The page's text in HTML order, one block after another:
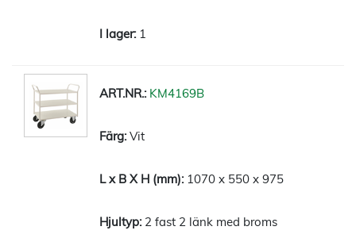
1
KM4169B
Vit
1070 x 550 x 975
2 fast 2 länk med broms